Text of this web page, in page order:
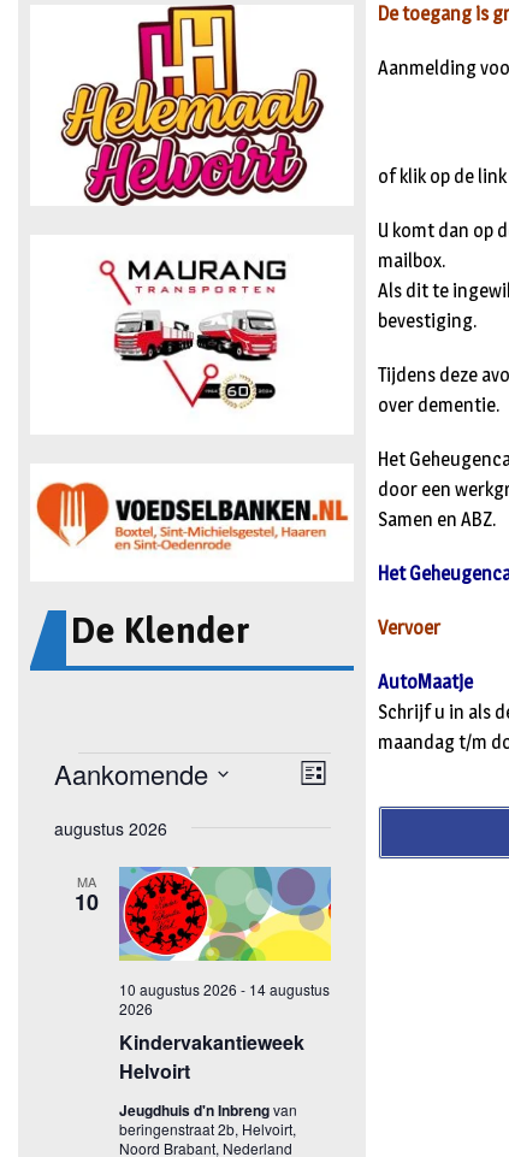
De Klender
De toegang is
Aanmelding
of klik op de link
U komt dan op
mailbox.
Als dit te
bevestiging.
Tijdens deze
over dementie.
Het
door een
Samen en ABZ.
Het
Vervoer
AutoMaatje
Schrijf u in als
maandag t/m